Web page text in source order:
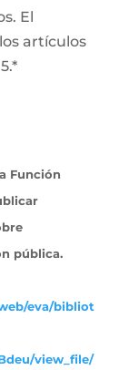
El
artículos
Función
pública.
eva/bibliot
view_file/